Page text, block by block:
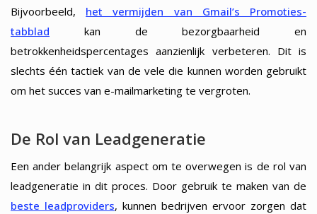
Bijvoorbeeld, het vermijden van Gmail’s Promoties-
tabblad kan de bezorgbaarheid en
betrokkenheidspercentages aanzienlijk verbeteren. Dit is
slechts één tactiek van de vele die kunnen worden gebruikt
om het succes van e-mailmarketing te vergroten.
De Rol van Leadgeneratie
Een ander belangrijk aspect om te overwegen is de rol van
leadgeneratie in dit proces. Door gebruik te maken van de
beste leadproviders, kunnen bedrijven ervoor zorgen dat